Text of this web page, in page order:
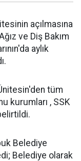
açılmasına
ve Diş Bakım
aylık
tüm
kurumları , SSK
Belediye
Belediye olarak